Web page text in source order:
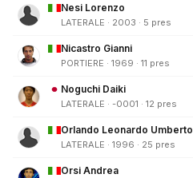
Nesi Lorenzo
LATERALE · 2003 · 5 pres
Nicastro Gianni
PORTIERE · 1969 · 11 pres
Noguchi Daiki
LATERALE · -0001 · 12 pres
Orlando Leonardo Umberto
LATERALE · 1996 · 25 pres
Orsi Andrea